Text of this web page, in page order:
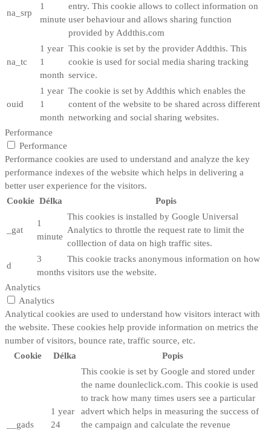
na_srp
1
minute
entry. This cookie allows to collect information on
user behaviour and allows sharing function
provided by Addthis.com
na_tc
1 year
1
month
This cookie is set by the provider Addthis. This
cookie is used for social media sharing tracking
service.
ouid
1 year
1
month
The cookie is set by Addthis which enables the
content of the website to be shared across different
networking and social sharing websites.
Performance
Performance
Performance cookies are used to understand and analyze the key
performance indexes of the website which helps in delivering a
better user experience for the visitors.
Cookie Délka Popis
_gat
1
minute
This cookies is installed by Google Universal
Analytics to throttle the request rate to limit the
colllection of data on high traffic sites.
d
3
months
This cookie tracks anonymous information on how
visitors use the website.
Analytics
Analytics
Analytical cookies are used to understand how visitors interact with
the website. These cookies help provide information on metrics the
number of visitors, bounce rate, traffic source, etc.
Cookie
Délka Popis
__gads
1 year
24
This cookie is set by Google and stored under
the name dounleclick.com. This cookie is used
to track how many times users see a particular
advert which helps in measuring the success of
the campaign and calculate the revenue